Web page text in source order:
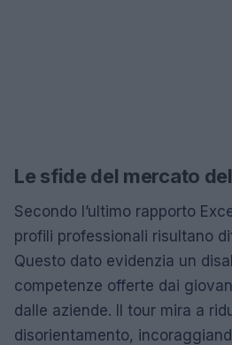
Le sfide del mercato
Secondo l’ultimo rapporto
profili professionali risultano
Questo dato evidenzia un
competenze offerte dai
dalle aziende. Il tour mira a
disorientamento,